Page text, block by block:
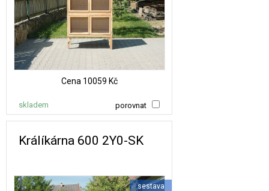
Cena 10059 Kč
porovnat
skladem
Králíkárna 600 2Y0-SK
sestava